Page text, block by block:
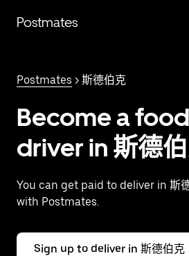
Postmates
Postmates > 斯德伯克
Become a
driver in 斯德
You can get paid to deliver in 斯
with Postmates.
Sign up to deliver in 斯德伯克